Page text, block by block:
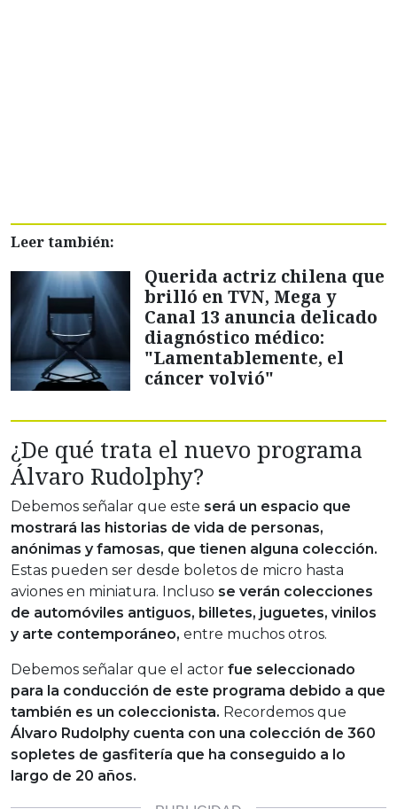
Leer también:
Querida actriz chilena que
brilló en TVN, Mega y
Canal 13 anuncia delicado
diagnóstico médico:
"Lamentablemente, el
cáncer volvió"
¿De qué trata el nuevo programa
Álvaro Rudolphy?
Debemos señalar que este será un espacio que
mostrará las historias de vida de personas,
anónimas y famosas, que tienen alguna colección.
Estas pueden ser desde boletos de micro hasta
aviones en miniatura. Incluso se verán colecciones
de automóviles antiguos, billetes, juguetes, vinilos
y arte contemporáneo, entre muchos otros.
Debemos señalar que el actor fue seleccionado
para la conducción de este programa debido a que
también es un coleccionista. Recordemos que
Álvaro Rudolphy cuenta con una colección de 360
sopletes de gasfitería que ha conseguido a lo
largo de 20 años.